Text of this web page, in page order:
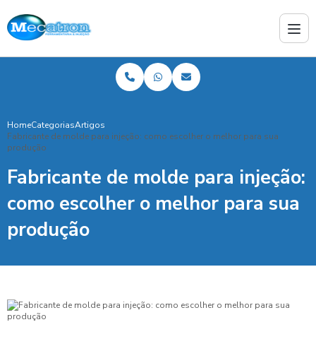
HomeCategoriasArtigos
Fabricante de molde para injeção: como escolher o melhor para sua
produção
Fabricante de molde para injeção:
como escolher o melhor para sua
produção